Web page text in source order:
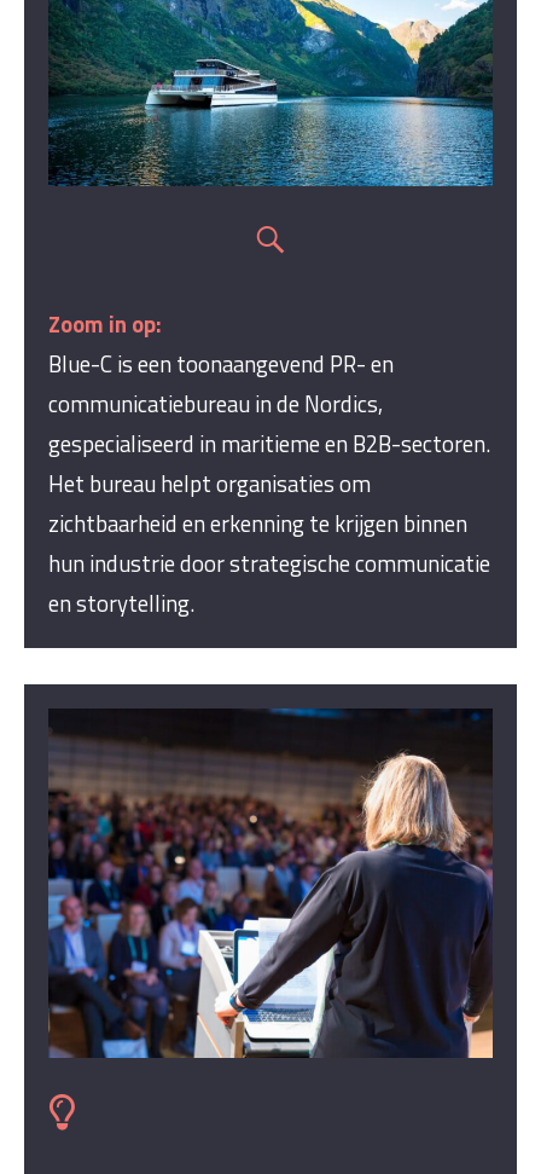
Zoom in op:
Blue-C is een toonaangevend PR- en
communicatiebureau in de Nordics,
gespecialiseerd in maritieme en B2B-sectoren.
Het bureau helpt organisaties om
zichtbaarheid en erkenning te krijgen binnen
hun industrie door strategische communicatie
en storytelling.